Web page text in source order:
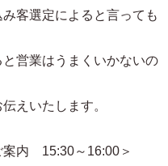
客選定によると言っても
営業はうまくいかないの
えいたします。
案内 15:30～16:00＞